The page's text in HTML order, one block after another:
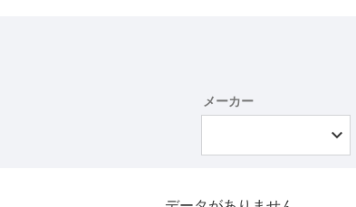
メーカー